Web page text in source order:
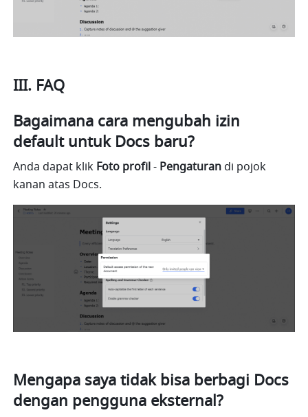
III. FAQ
Bagaimana cara mengubah izin
default untuk Docs baru?
Anda dapat klik Foto profil - Pengaturan di pojok
kanan atas Docs.
Mengapa saya tidak bisa berbagi Docs
dengan pengguna eksternal?